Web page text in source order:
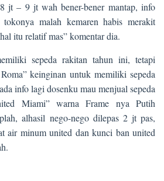
jt – 9 jt wah bener-bener mantap, info
malah kemaren habis merakit
itu relatif mas” komentar dia.
sepeda rakitan tahun ini, tetapi
keinginan untuk memiliki sepeda
info lagi dosenku mau menjual sepeda
Miami” warna Frame nya Putih
alhasil nego-nego dilepas 2 jt pas,
air minum united dan kunci ban united